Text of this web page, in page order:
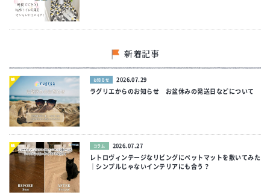
新着記事
お知らせ 2026.07.29
ラグリエからのお知らせ お盆休みの発送日などについて
コラム 2026.07.27
レトロヴィンテージなリビングにペットマットを敷いてみた
｜シンプルじゃないインテリアにも合う？